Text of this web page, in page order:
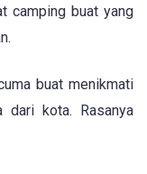
camping buat yang
buat menikmati
dari kota. Rasanya